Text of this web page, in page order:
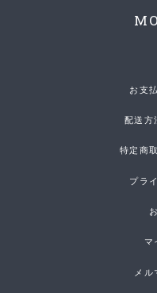
お支
配送方
特定商
プラ
マ
メル